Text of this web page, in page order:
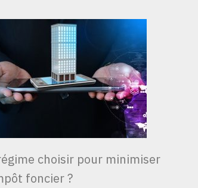
choisir pour minimiser
foncier ?